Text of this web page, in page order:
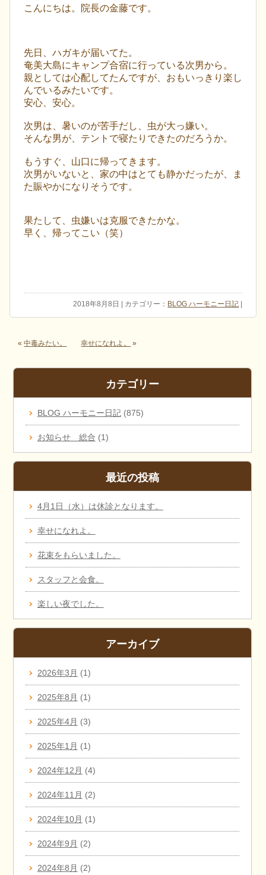
こんにちは。院長の金藤です。
先日、ハガキが届いてた。
奄美大島にキャンプ合宿に行っている次男から。
親としては心配してたんですが、おもいっきり楽し
んでいるみたいです。
安心、安心。
次男は、暑いのが苦手だし、虫が大っ嫌い。
そんな男が、テントで寝たりできたのだろうか。
もうすぐ、山口に帰ってきます。
次男がいないと、家の中はとても静かだったが、ま
た賑やかになりそうです。
果たして、虫嫌いは克服できたかな。
早く、帰ってこい（笑）
2018年8月8日 | カテゴリー： BLOG ハーモニー日記
«中毒みたい。 幸せになれよ。 »
カテゴリー
BLOG ハーモニー日記(875)
お知らせ 総合 (1)
最近の投稿
4月1日（水）は休診となります。
幸せになれよ。
花束をもらいました。
スタッフと会食。
楽しい夜でした。
アーカイブ
2026年3月 (1)
2025年8月 (1)
2025年4月 (3)
2025年1月 (1)
2024年12月 (4)
2024年11月 (2)
2024年10月 (1)
2024年9月 (2)
2024年8月 (2)